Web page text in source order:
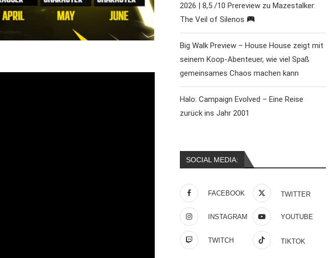
2026 | 8,5 /10 Prereview zu Mazestalker:
The Veil of Silenos
Big Walk Preview – House House zeigt mit
seinem Koop-Abenteuer, wie viel Spaß
gemeinsames Chaos machen kann
Halo: Campaign Evolved – Eine Reise
zurück ins Jahr 2001
SOCIAL MEDIA:
FACEBOOK TWITTER
INSTAGRAM YOUTUBE
TWITCH TIKTOK